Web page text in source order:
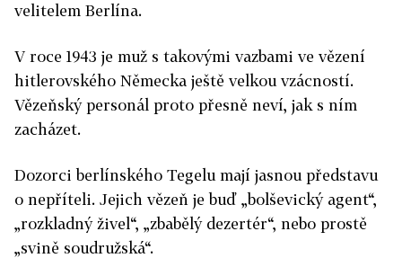
velitelem Berlína.
V roce 1943 je muž s takovými vazbami ve vězení
hitlerovského Německa ještě velkou vzácností.
Vězeňský personál proto přesně neví, jak s ním
zacházet.
Dozorci berlínského Tegelu mají jasnou představu
o nepříteli. Jejich vězeň je buď „bolševický agent“,
„rozkladný živel“, „zbabělý dezertér“, nebo prostě
„svině soudružská“.